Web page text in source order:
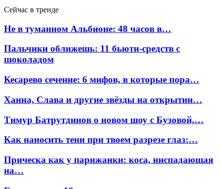
Сейчас в тренде
Не в туманном Альбионе: 48 часов в…
Пальчики оближешь: 11 бьюти-средств с
шоколадом
Кесарево сечение: 6 мифов, в которые пора…
Ханна, Слава и другие звёзды на открытии…
Тимур Батрутдинов о новом шоу с Бузовой,…
Как наносить тени при твоем разрезе глаз:…
Прическа как у парижанки: коса, ниспадающая
на…